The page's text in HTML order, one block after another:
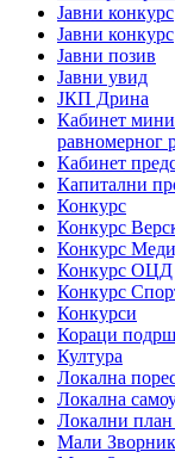
Јавни конкурс
Јавни конкурс
Јавни позив
Јавни увид
ЈКП Дрина
Кабинет
равномерног
Кабинет
Капитални
Конкурс
Конкурс
Конкурс
Конкурс ОЦД
Конкурс
Конкурси
Кораци
Култура
Локална
Локална
Локални
Мали Зворник